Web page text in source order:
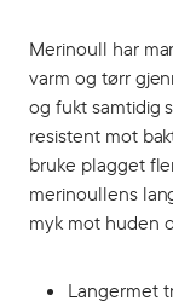
Merinoull har
varm og tørr
og fukt samtidig
resistent mot
bruke plagget
merinoullens
myk mot huden
Langermet